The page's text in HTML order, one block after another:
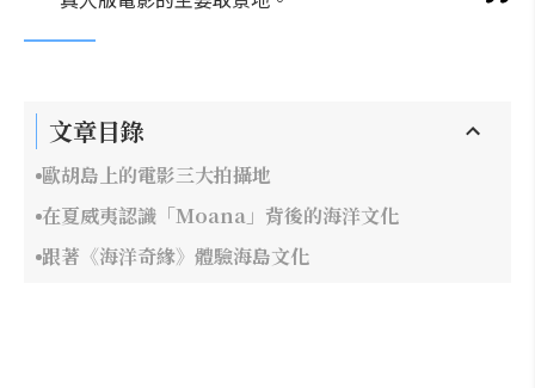
文章目錄
歐胡島上的電影三大拍攝地
在夏威夷認識「Moana」背後的海洋文化
跟著《海洋奇緣》體驗海島文化